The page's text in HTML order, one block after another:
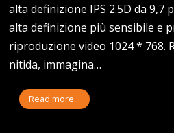
alta definizione IPS 2.5D da 9,7
alta definizione più sensibile e
riproduzione video 1024 * 768.
nitida, immagina…
Read more...